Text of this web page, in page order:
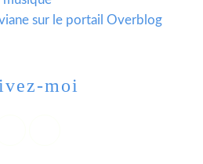
sur le portail Overblog
moi